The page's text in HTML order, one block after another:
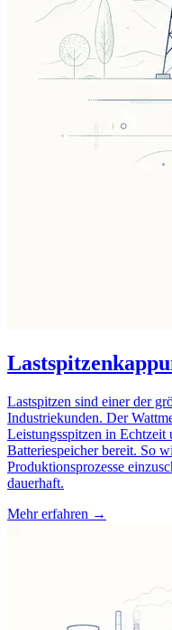
Lastspitzen sind einer der
Industriekunden. Der
Leistungsspitzen in Echtzeit
Batteriespeicher bereit. So
Produktionsprozesse
dauerhaft.
Mehr erfahren →